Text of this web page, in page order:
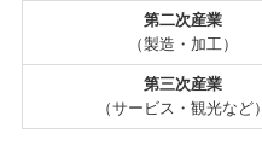
第二次産業
（製造・加工）
第三次産業
（サービス・観光など）